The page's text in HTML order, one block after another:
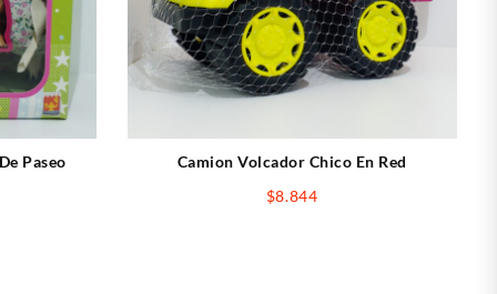
Paseo
Camion Volcador Chico En Red
$8.844